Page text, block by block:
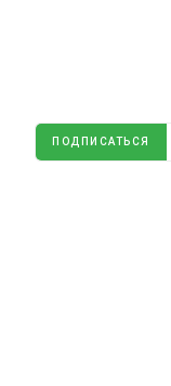
ПОДПИСАТЬСЯ